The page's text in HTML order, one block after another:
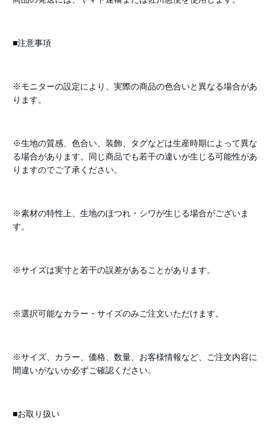
■注意事項
※モニターの設定により、実際の商品の色合いと異なる場合があ
ります。
※生地の質感、色合い、装飾、タグなどは生産時期によって異な
る場合があります。同じ商品でも若干の違いが生じる可能性があ
りますのでご了承ください。
※素材の特性上、生地のほつれ・シワが生じる場合がございま
す。
※サイズは実寸と若干の誤差があることがあります。
※選択可能なカラー・サイズのみご注文いただけます。
※サイズ、カラー、価格、数量、お客様情報など、ご注文内容に
間違いがないか必ずご確認ください。
■お取り扱い